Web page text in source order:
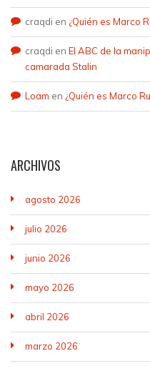
craqdi en ¿Quién es Marco
craqdi en El ABC de la
camarada Stalin
Loam en ¿Quién es Marco
ARCHIVOS
agosto 2026
julio 2026
junio 2026
mayo 2026
abril 2026
marzo 2026